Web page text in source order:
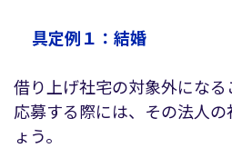
具定例１：結婚
借り上げ社宅の対象外にな
応募する際には、その法人
ょう。